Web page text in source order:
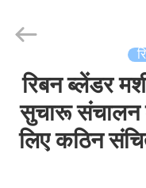
घर
उत्पादों
Reserved.रिबन ब्लेंडर
सुचारू
लिए कठिन